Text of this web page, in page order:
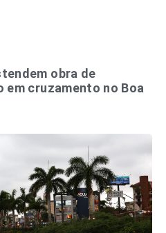
obra de
em cruzamento no Boa